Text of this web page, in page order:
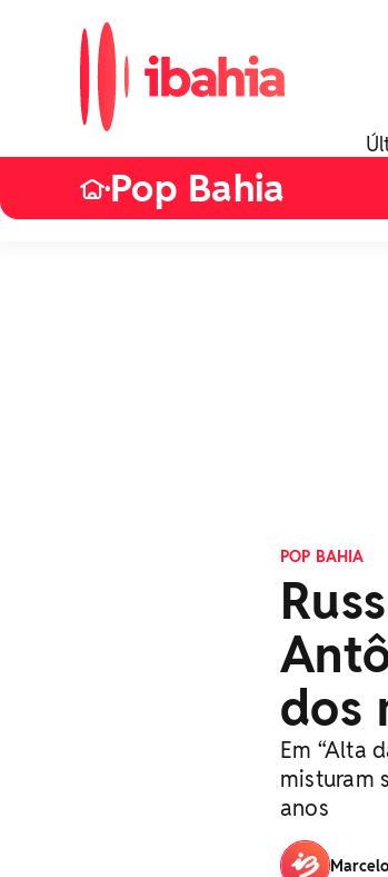
•Pop Bahia
POP BAHIA
dos
Em “Alta
misturam
anos